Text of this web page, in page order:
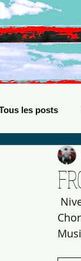
les posts
Danses